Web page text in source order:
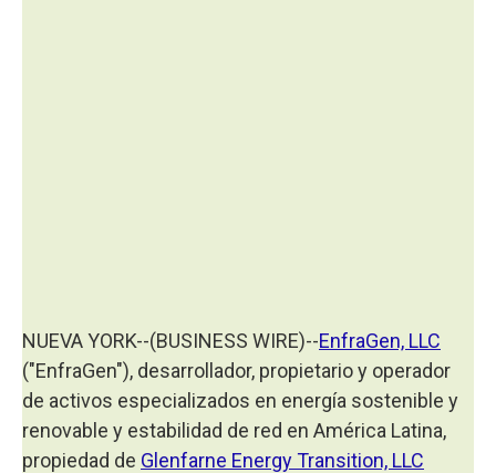
NUEVA YORK--(BUSINESS WIRE)--EnfraGen, LLC
("EnfraGen"), desarrollador, propietario y operador
de activos especializados en energía sostenible y
renovable y estabilidad de red en América Latina,
propiedad de Glenfarne Energy Transition, LLC